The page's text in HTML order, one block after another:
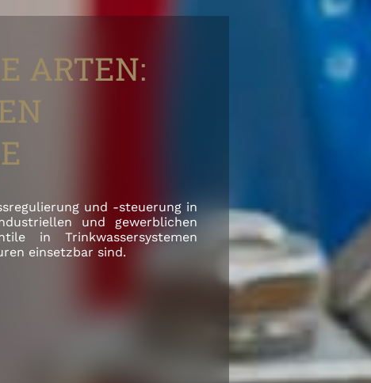
ARTEN:
und -steuerung in
und gewerblichen
in Trinkwassersystemen
einsetzbar sind.